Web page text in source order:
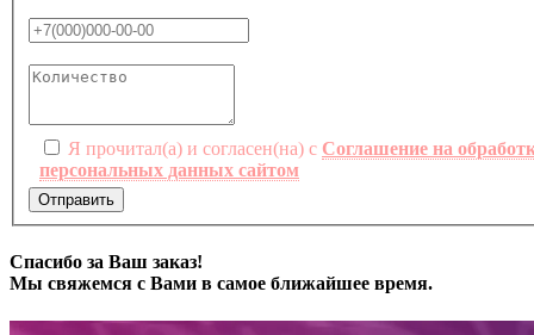
Я прочитал(а) и согласен(на) с Соглашение на
персональных данных сайтом
Отправить
Спасибо за Ваш заказ!
Мы свяжемся с Вами в самое ближайшее время.